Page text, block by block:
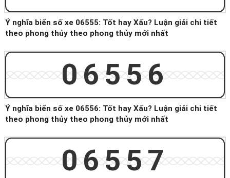
Ý nghĩa biển số xe 06555: Tốt hay Xấu? Luận giải chi tiết
theo phong thủy theo phong thủy mới nhất
06556
Ý nghĩa biển số xe 06556: Tốt hay Xấu? Luận giải chi tiết
theo phong thủy theo phong thủy mới nhất
06557